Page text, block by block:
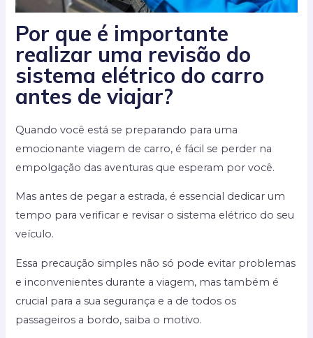
Por que é importante
realizar uma revisão do
sistema elétrico do carro
antes de viajar?
Quando você está se preparando para uma
emocionante viagem de carro, é fácil se perder na
empolgação das aventuras que esperam por você.
Mas antes de pegar a estrada, é essencial dedicar um
tempo para verificar e revisar o sistema elétrico do seu
veículo.
Essa precaução simples não só pode evitar problemas
e inconvenientes durante a viagem, mas também é
crucial para a sua segurança e a de todos os
passageiros a bordo, saiba o motivo.